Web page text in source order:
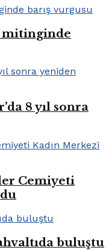
mitinginde
8 yıl sonra
Cemiyeti
buluştu